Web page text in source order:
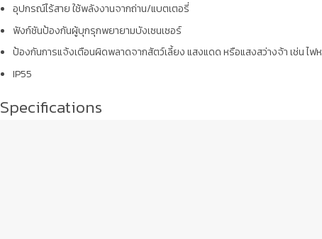
อุปกรณ์ไร้สาย ใช้พลังงานจากถ่าน/แบตเตอรี่
ฟังก์ชันป้องกันผู้บุกรุกพยายามบังเซนเซอร์
ป้องกันการแจ้งเตือนผิดพลาดจากสัตว์เลี้ยง แสงแดด หรือแสงสว่างจ้า เช่น ไฟ
IP55
Specifications